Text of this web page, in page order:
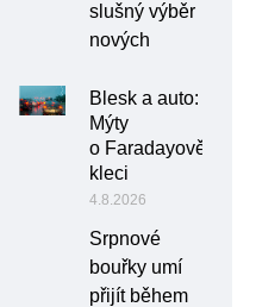
slušný výběr
nových
Blesk a auto:
Mýty
o Faradayově
kleci
4.8.2026
Srpnové
bouřky umí
přijít během